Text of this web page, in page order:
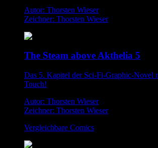
Autor: Thorsten Wieser
Zeichner: Thorsten Wieser
The Steam above Akthelia 5
Das 5. Kapitel der Sci-Fi-Graphic-Novel
Touch!
Autor: Thorsten Wieser
Zeichner: Thorsten Wieser
Vergleichbare Comics